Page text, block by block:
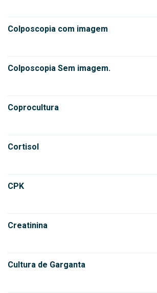
Colposcopia com imagem
Colposcopia Sem imagem.
Coprocultura
Cortisol
CPK
Creatinina
Cultura de Garganta